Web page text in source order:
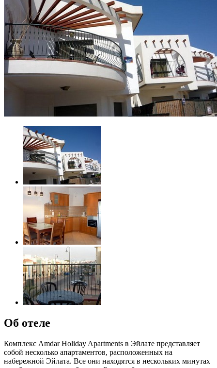
Об отеле
Комплекс Amdar Holiday Apartments в Эйлате представляет
собой несколько апартаментов, расположенных на
набережной Эйлата. Все они находятся в нескольких минутах